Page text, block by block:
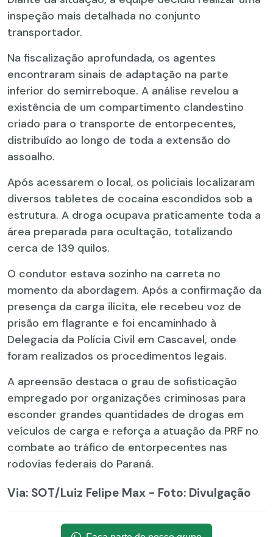
inspeção mais detalhada no conjunto
transportador.
Na fiscalização aprofundada, os agentes
encontraram sinais de adaptação na parte
inferior do semirreboque. A análise revelou a
existência de um compartimento clandestino
criado para o transporte de entorpecentes,
distribuído ao longo de toda a extensão do
assoalho.
Após acessarem o local, os policiais localizaram
diversos tabletes de cocaína escondidos sob a
estrutura. A droga ocupava praticamente toda a
área preparada para ocultação, totalizando
cerca de 139 quilos.
O condutor estava sozinho na carreta no
momento da abordagem. Após a confirmação da
presença da carga ilícita, ele recebeu voz de
prisão em flagrante e foi encaminhado à
Delegacia da Polícia Civil em Cascavel, onde
foram realizados os procedimentos legais.
A apreensão destaca o grau de sofisticação
empregado por organizações criminosas para
esconder grandes quantidades de drogas em
veículos de carga e reforça a atuação da PRF no
combate ao tráfico de entorpecentes nas
rodovias federais do Paraná.
Via: SOT/Luiz Felipe Max - Foto: Divulgação